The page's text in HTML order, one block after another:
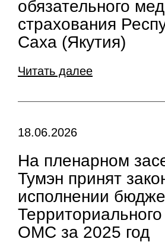
обязательного
страхования
Саха (Якутия)
Читать далее
18.06.2026
На пленарном
Тумэн принят
исполнении
ОМС за 2025 год